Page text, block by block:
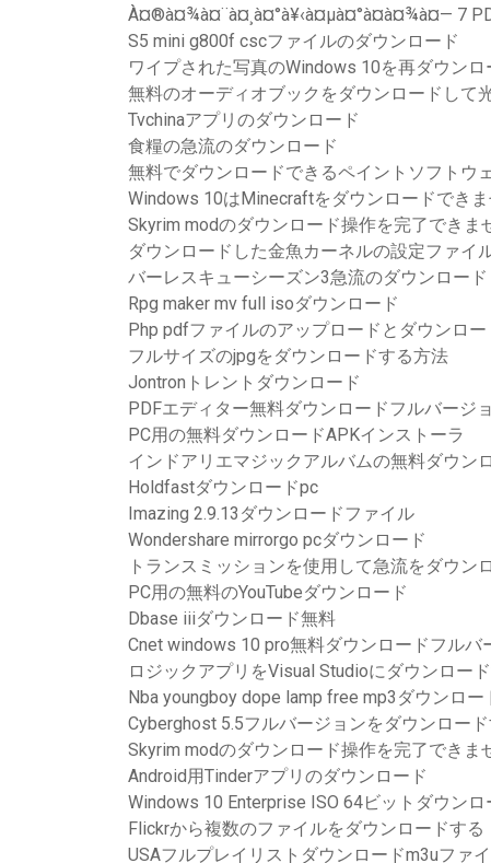
À¤®à¤¾à¤¨à¤¸à¤°à¥‹à¤µà¤°à¤­à¤¾à¤— 7
S5 mini g800f cscファイルのダウンロード
ワイプされた写真のWindows 10を再ダウンロ
無料のオーディオブックをダウンロードして
Tvchinaアプリのダウンロード
食糧の急流のダウンロード
無料でダウンロードできるペイントソフトウ
Windows 10はMinecraftをダウンロードでき
Skyrim modのダウンロード操作を完了できま
ダウンロードした金魚カーネルの設定ファイ
バーレスキューシーズン3急流のダウンロード
Rpg maker mv full isoダウンロード
Php pdfファイルのアップロードとダウンロー
フルサイズのjpgをダウンロードする方法
Jontronトレントダウンロード
PDFエディター無料ダウンロードフルバージ
PC用の無料ダウンロードAPKインストーラ
インドアリエマジックアルバムの無料ダウン
Holdfastダウンロードpc
Imazing 2.9.13ダウンロードファイル
Wondershare mirrorgo pcダウンロード
トランスミッションを使用して急流をダウン
PC用の無料のYouTubeダウンロード
Dbase iiiダウンロード無料
Cnet windows 10 pro無料ダウンロードフルバ
ロジックアプリをVisual Studioにダウンロー
Nba youngboy dope lamp free mp3ダウンロー
Cyberghost 5.5フルバージョンをダウンロード
Skyrim modのダウンロード操作を完了できま
Android用Tinderアプリのダウンロード
Windows 10 Enterprise ISO 64ビットダウンロ
Flickrから複数のファイルをダウンロードする
USAフルプレイリストダウンロードm3uファ